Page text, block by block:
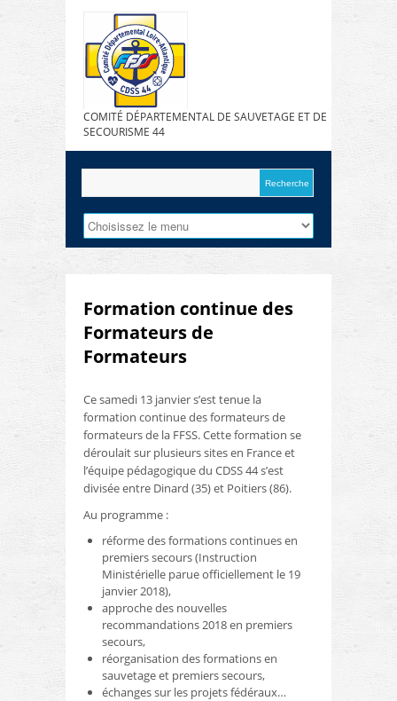
COMITÉ DÉPARTEMENTAL DE SAUVETAGE ET DE
SECOURISME 44
Formation continue des
Formateurs de
Formateurs
Ce samedi 13 janvier s’est tenue la
formation continue des formateurs de
formateurs de la FFSS. Cette formation se
déroulait sur plusieurs sites en France et
l’équipe pédagogique du CDSS 44 s’est
divisée entre Dinard (35) et Poitiers (86).
Au programme :
réforme des formations continues en
premiers secours (Instruction
Ministérielle parue officiellement le 19
janvier 2018),
approche des nouvelles
recommandations 2018 en premiers
secours,
réorganisation des formations en
sauvetage et premiers secours,
échanges sur les projets fédéraux…